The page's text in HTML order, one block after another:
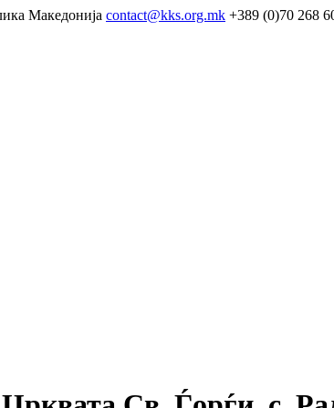
Македонија contact@kks.org.mk +389 (0)70 268